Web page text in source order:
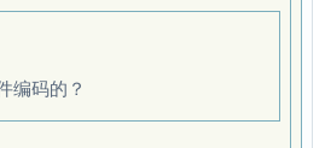
编码的？